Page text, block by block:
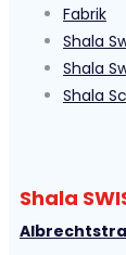
Fabrik
Shala
Shala
Shala
Shala